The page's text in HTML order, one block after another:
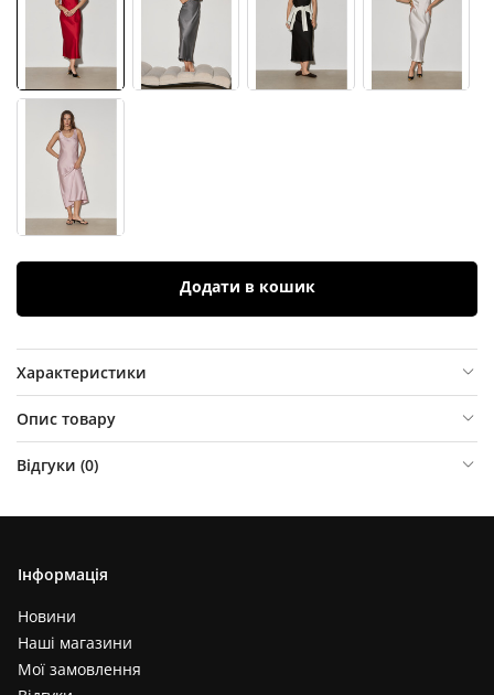
Додати в кошик
Характеристики
Опис товару
Відгуки (0)
Інформація
Новини
Наші магазини
Мої замовлення